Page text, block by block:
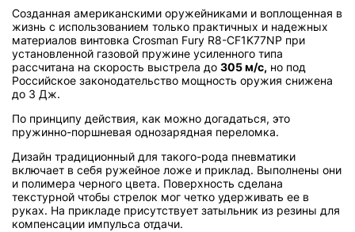
Созданная американскими оружейниками и воплощенная в
жизнь с использованием только практичных и надежных
материалов винтовка Crosman Fury R8-CF1K77NP при
установленной газовой пружине усиленного типа
рассчитана на скорость выстрела до 305 м/с, но под
Российское законодательство мощность оружия снижена
до 3 Дж.
По принципу действия, как можно догадаться, это
пружинно-поршневая однозарядная переломка.
Дизайн традиционный для такого-рода пневматики
включает в себя ружейное ложе и приклад. Выполнены они
и полимера черного цвета. Поверхность сделана
текстурной чтобы стрелок мог четко удерживать ее в
руках. На прикладе присутствует затыльник из резины для
компенсации импульса отдачи.